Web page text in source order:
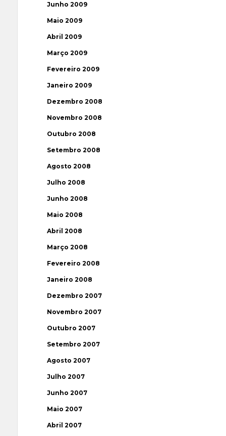
Junho 2009
Maio 2009
Abril 2009
Março 2009
Fevereiro 2009
Janeiro 2009
Dezembro 2008
Novembro 2008
Outubro 2008
Setembro 2008
Agosto 2008
Julho 2008
Junho 2008
Maio 2008
Abril 2008
Março 2008
Fevereiro 2008
Janeiro 2008
Dezembro 2007
Novembro 2007
Outubro 2007
Setembro 2007
Agosto 2007
Julho 2007
Junho 2007
Maio 2007
Abril 2007